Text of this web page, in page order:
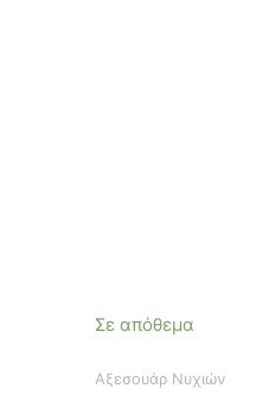
Σε απόθεμα
Αξεσουάρ Νυχιών